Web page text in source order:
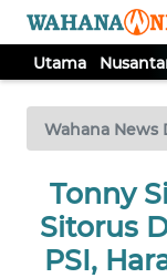
Utama
Wahana News
Tonny
Sitorus
PSI,
TV
Tutup
UTAMA
NUSANTARA